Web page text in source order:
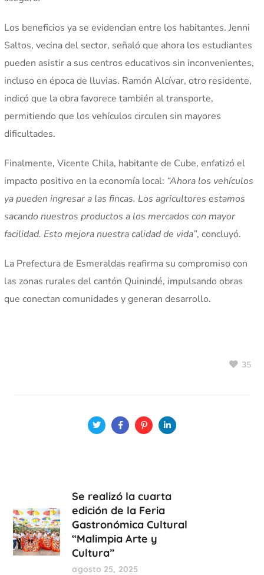
Los beneficios ya se evidencian entre los habitantes. Jenni
Saltos, vecina del sector, señaló que ahora los estudiantes
pueden asistir a sus centros educativos sin inconvenientes,
incluso en época de lluvias. Ramón Alcívar, otro residente,
indicó que la obra favorece también al transporte,
permitiendo que los vehículos circulen sin mayores
dificultades.
Finalmente, Vicente Chila, habitante de Cube, enfatizó el
impacto positivo en la economía local: “Ahora los vehículos
ya pueden ingresar a las fincas. Los agricultores estamos
sacando nuestros productos a los mercados con mayor
facilidad. Esto mejora nuestra calidad de vida”, concluyó.
La Prefectura de Esmeraldas reafirma su compromiso con
las zonas rurales del cantón Quinindé, impulsando obras
que conectan comunidades y generan desarrollo.
35
Se realizó la cuarta
edición de la Feria
Gastronómica Cultural
“Malimpia Arte y
Cultura”
agosto 25, 2025